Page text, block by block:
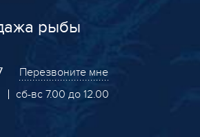
рыбы
Перезвоните мне
сб-вс 7.00 до 12.00